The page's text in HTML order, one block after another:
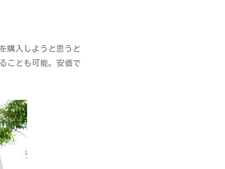
購入しようと思うと
ことも可能。安価で